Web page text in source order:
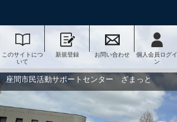
このサイトにつ
いて
新規登録 お問い合わせ
個人会員ログイ
ン
座間市民活動サポートセンター ざまっと